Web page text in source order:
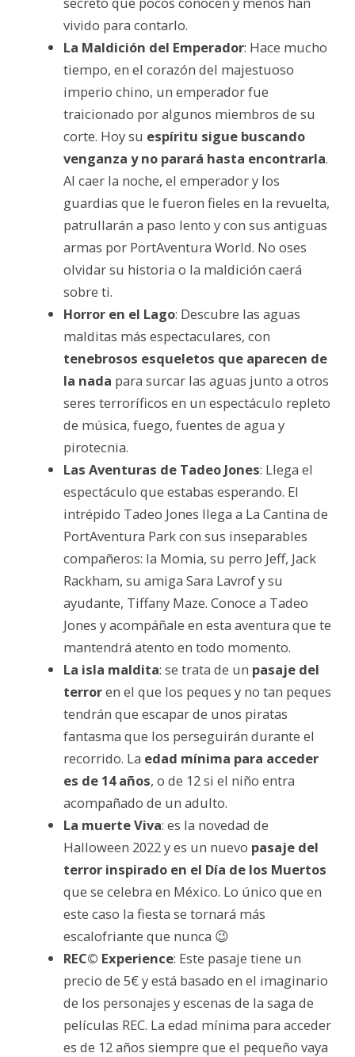
vivido para contarlo.
La Maldición del Emperador: Hace mucho
tiempo, en el corazón del majestuoso
imperio chino, un emperador fue
traicionado por algunos miembros de su
corte. Hoy su espíritu sigue buscando
venganza y no parará hasta encontrarla.
Al caer la noche, el emperador y los
guardias que le fueron fieles en la revuelta,
patrullarán a paso lento y con sus antiguas
armas por PortAventura World. No oses
olvidar su historia o la maldición caerá
sobre ti.
Horror en el Lago: Descubre las aguas
malditas más espectaculares, con
tenebrosos esqueletos que aparecen de
la nada para surcar las aguas junto a otros
seres terroríficos en un espectáculo repleto
de música, fuego, fuentes de agua y
pirotecnia.
Las Aventuras de Tadeo Jones: Llega el
espectáculo que estabas esperando. El
intrépido Tadeo Jones llega a La Cantina de
PortAventura Park con sus inseparables
compañeros: la Momia, su perro Jeff, Jack
Rackham, su amiga Sara Lavrof y su
ayudante, Tiffany Maze. Conoce a Tadeo
Jones y acompáñale en esta aventura que te
mantendrá atento en todo momento.
La isla maldita: se trata de un pasaje del
terroren el que los peques y no tan peques
tendrán que escapar de unos piratas
fantasma que los perseguirán durante el
recorrido. La edad mínima para acceder
es de 14 años, o de 12 si el niño entra
acompañado de un adulto.
La muerte Viva: es la novedad de
Halloween 2022 y es un nuevo pasaje del
terror inspirado en el Día de los Muertos
que se celebra en México. Lo único que en
este caso la fiesta se tornará más
escalofriante que nunca 😉
REC© Experience: Este pasaje tiene un
precio de 5€ y está basado en el imaginario
de los personajes y escenas de la saga de
películas REC. La edad mínima para acceder
es de 12 años siempre que el pequeño vaya